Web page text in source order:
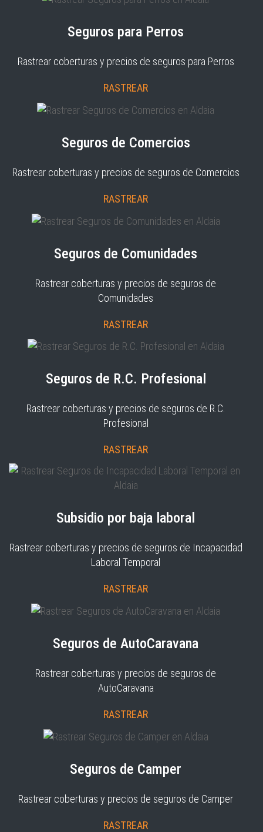
Seguros para Perros
Rastrear coberturas y precios de seguros para Perros
RASTREAR
Seguros de Comercios
Rastrear coberturas y precios de seguros de Comercios
RASTREAR
Seguros de Comunidades
Rastrear coberturas y precios de seguros de
Comunidades
RASTREAR
Seguros de R.C. Profesional
Rastrear coberturas y precios de seguros de R.C.
Profesional
RASTREAR
Subsidio por baja laboral
Rastrear coberturas y precios de seguros de Incapacidad
Laboral Temporal
RASTREAR
Seguros de AutoCaravana
Rastrear coberturas y precios de seguros de
AutoCaravana
RASTREAR
Seguros de Camper
Rastrear coberturas y precios de seguros de Camper
RASTREAR